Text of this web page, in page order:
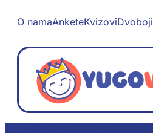
O namaAnketeKvizoviDvoboji